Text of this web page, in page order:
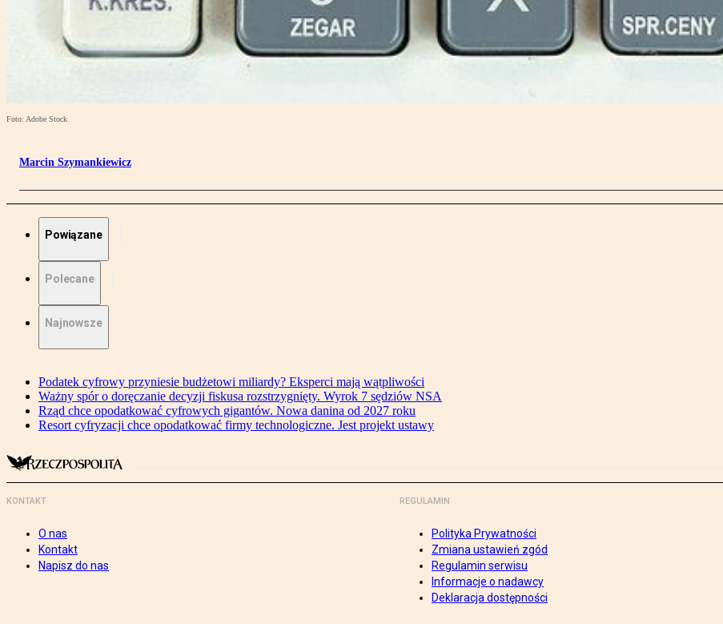
Foto: Adobe Stock
Marcin Szymankiewicz
Powiązane
Polecane
Najnowsze
Podatek cyfrowy przyniesie budżetowi miliardy? Eksperci mają wątpliwości
Ważny spór o doręczanie decyzji fiskusa rozstrzygnięty. Wyrok 7 sędziów NSA
Rząd chce opodatkować cyfrowych gigantów. Nowa danina od 2027 roku
Resort cyfryzacji chce opodatkować firmy technologiczne. Jest projekt ustawy
KONTAKT
O nas
Kontakt
Napisz do nas
REGULAMIN
Polityka Prywatności
Zmiana ustawień zgód
Regulamin serwisu
Informacje o nadawcy
Deklaracja dostępności